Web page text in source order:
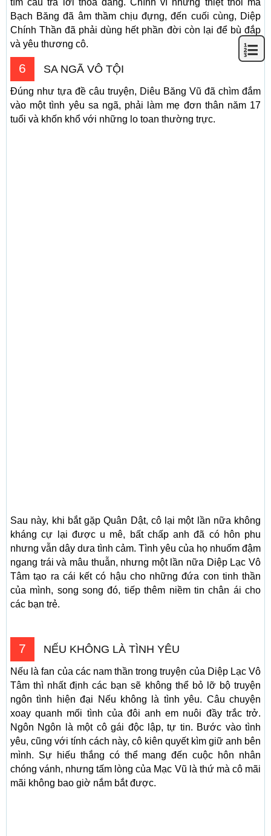
Bạch Băng đã âm thầm chịu đựng, đến cuối cùng, Diệp
Chính Thần đã phải dùng hết phần đời còn lại để bù đắp
và yêu thương cô.
6 SA NGÃ VÔ TỘI
Đúng như tựa đề câu truyện, Diêu Băng Vũ đã chìm đắm
vào một tình yêu sa ngã, phải làm mẹ đơn thân năm 17
tuổi và khốn khổ với những lo toan thường trực.
Sau này, khi bắt gặp Quân Dật, cô lại một lần nữa không
kháng cự lại được u mê, bất chấp anh đã có hôn phu
nhưng vẫn dây dưa tình cảm. Tình yêu của họ nhuốm đậm
ngang trái và mâu thuẫn, nhưng một lần nữa Diệp Lạc Vô
Tâm tạo ra cái kết có hậu cho những đứa con tinh thần
của mình, song song đó, tiếp thêm niềm tin chân ái cho
các bạn trẻ.
7 NẾU KHÔNG LÀ TÌNH YÊU
Nếu là fan của các nam thần trong truyện của Diệp Lạc Vô
Tâm thì nhất định các bạn sẽ không thể bỏ lỡ bộ truyện
ngôn tình hiện đại Nếu không là tình yêu. Câu chuyện
xoay quanh mối tình của đôi anh em nuôi đầy trắc trở.
Ngôn Ngôn là một cô gái độc lập, tự tin. Bước vào tình
yêu, cũng với tính cách này, cô kiên quyết kìm giữ anh bên
mình. Sự hiếu thắng có thể mang đến cuộc hôn nhân
chóng vánh, nhưng tấm lòng của Mạc Vũ là thứ mà cô mãi
mãi không bao giờ nắm bắt được.